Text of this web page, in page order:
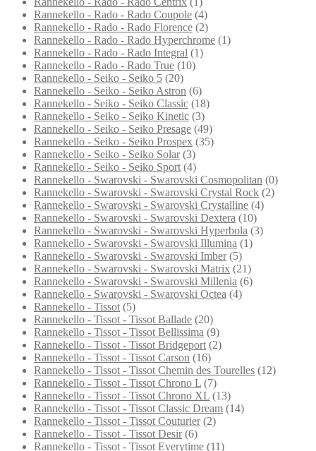
Rannekello - Rado - Rado Coupole (4)
Rannekello - Rado - Rado Florence (2)
Rannekello - Rado - Rado Hyperchrome (1)
Rannekello - Rado - Rado Integral (1)
Rannekello - Rado - Rado True (10)
Rannekello - Seiko - Seiko 5 (20)
Rannekello - Seiko - Seiko Astron (6)
Rannekello - Seiko - Seiko Classic (18)
Rannekello - Seiko - Seiko Kinetic (3)
Rannekello - Seiko - Seiko Presage (49)
Rannekello - Seiko - Seiko Prospex (35)
Rannekello - Seiko - Seiko Solar (3)
Rannekello - Seiko - Seiko Sport (4)
Rannekello - Swarovski - Swarovski Cosmopolitan (0)
Rannekello - Swarovski - Swarovski Crystal Rock (2)
Rannekello - Swarovski - Swarovski Crystalline (4)
Rannekello - Swarovski - Swarovski Dextera (10)
Rannekello - Swarovski - Swarovski Hyperbola (3)
Rannekello - Swarovski - Swarovski Illumina (1)
Rannekello - Swarovski - Swarovski Imber (5)
Rannekello - Swarovski - Swarovski Matrix (21)
Rannekello - Swarovski - Swarovski Millenia (6)
Rannekello - Swarovski - Swarovski Octea (4)
Rannekello - Tissot (5)
Rannekello - Tissot - Tissot Ballade (20)
Rannekello - Tissot - Tissot Bellissima (9)
Rannekello - Tissot - Tissot Bridgeport (2)
Rannekello - Tissot - Tissot Carson (16)
Rannekello - Tissot - Tissot Chemin des Tourelles (12)
Rannekello - Tissot - Tissot Chrono L (7)
Rannekello - Tissot - Tissot Chrono XL (13)
Rannekello - Tissot - Tissot Classic Dream (14)
Rannekello - Tissot - Tissot Couturier (2)
Rannekello - Tissot - Tissot Desir (6)
Rannekello - Tissot - Tissot Everytime (11)